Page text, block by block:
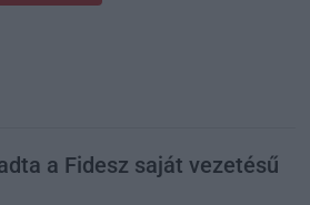
a Fidesz saját vezetésű